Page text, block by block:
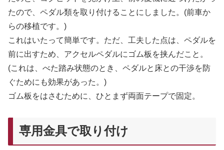
たので、ペダル類を取り付けることにしました。(前車か
らの移植です。)
これはいたって簡単です。ただ、工夫した点は、ペダルを
前に出すため、アクセルペダルにゴム板を挟んだこと。
(これは、べた踏み状態のとき、ペダルと床との干渉を防
ぐためにも効果があった。)
ゴム板をはさむために、ひとまず両面テープで固定。
専用金具で取り付け